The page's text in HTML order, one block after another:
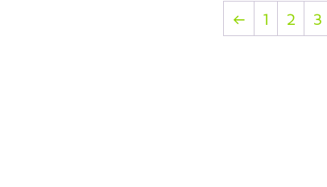
← 1 2 3